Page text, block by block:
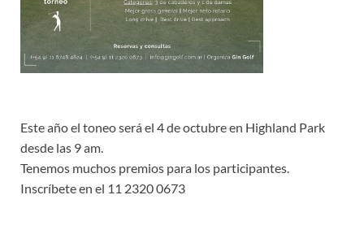
Este año el toneo será el 4 de octubre en Highland Park
desde las 9 am.
Tenemos muchos premios para los participantes.
Inscríbete en el 11 2320 0673